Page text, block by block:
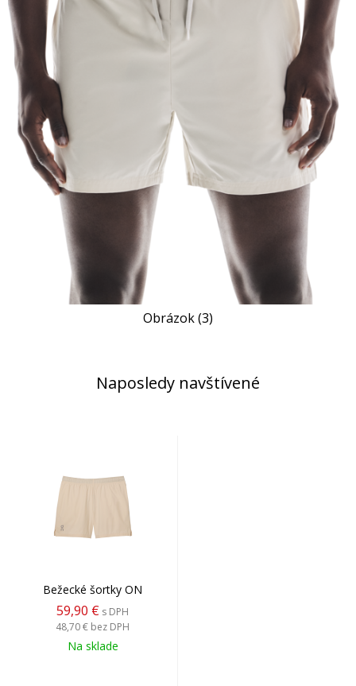
Obrázok (3)
Naposledy navštívené
Bežecké šortky ON
59,90 € s DPH
48,70 € bez DPH
Na sklade